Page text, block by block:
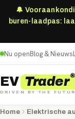
🔔
buren-laadpas:
Nu openBlog & Nieuws
EV Trader®
DRIVEN BY THE
Home Elektrische